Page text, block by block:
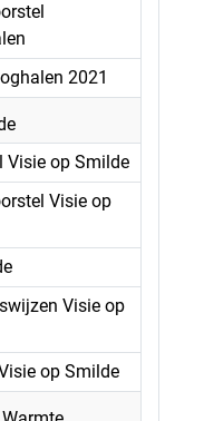
2021
Visie op Smilde
Visie op
Visie op
op Smilde